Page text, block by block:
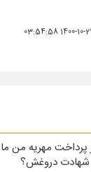
1400-10-27
پرداخت مهریه من
شهادت دروغش؟